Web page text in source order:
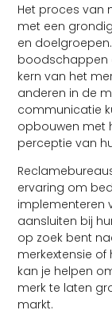
Het proces van
met een
en
boodschappen
kern van het
anderen in de
communicatie
opbouwen met
perceptie van
ervaring om
implementeren
aansluiten bij
op zoek bent
merkextensie
kan je helpen
merk te laten
markt.